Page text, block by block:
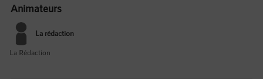
Animateurs
La rédaction
La Rédaction